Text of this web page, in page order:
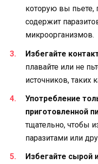
которую вы пьете,
содержит
микроорганизмов.
Избегайте
плавайте или не
источников, таких
Употребление
приготовленной
тщательно, чтобы
паразитами или
Избегайте сырой